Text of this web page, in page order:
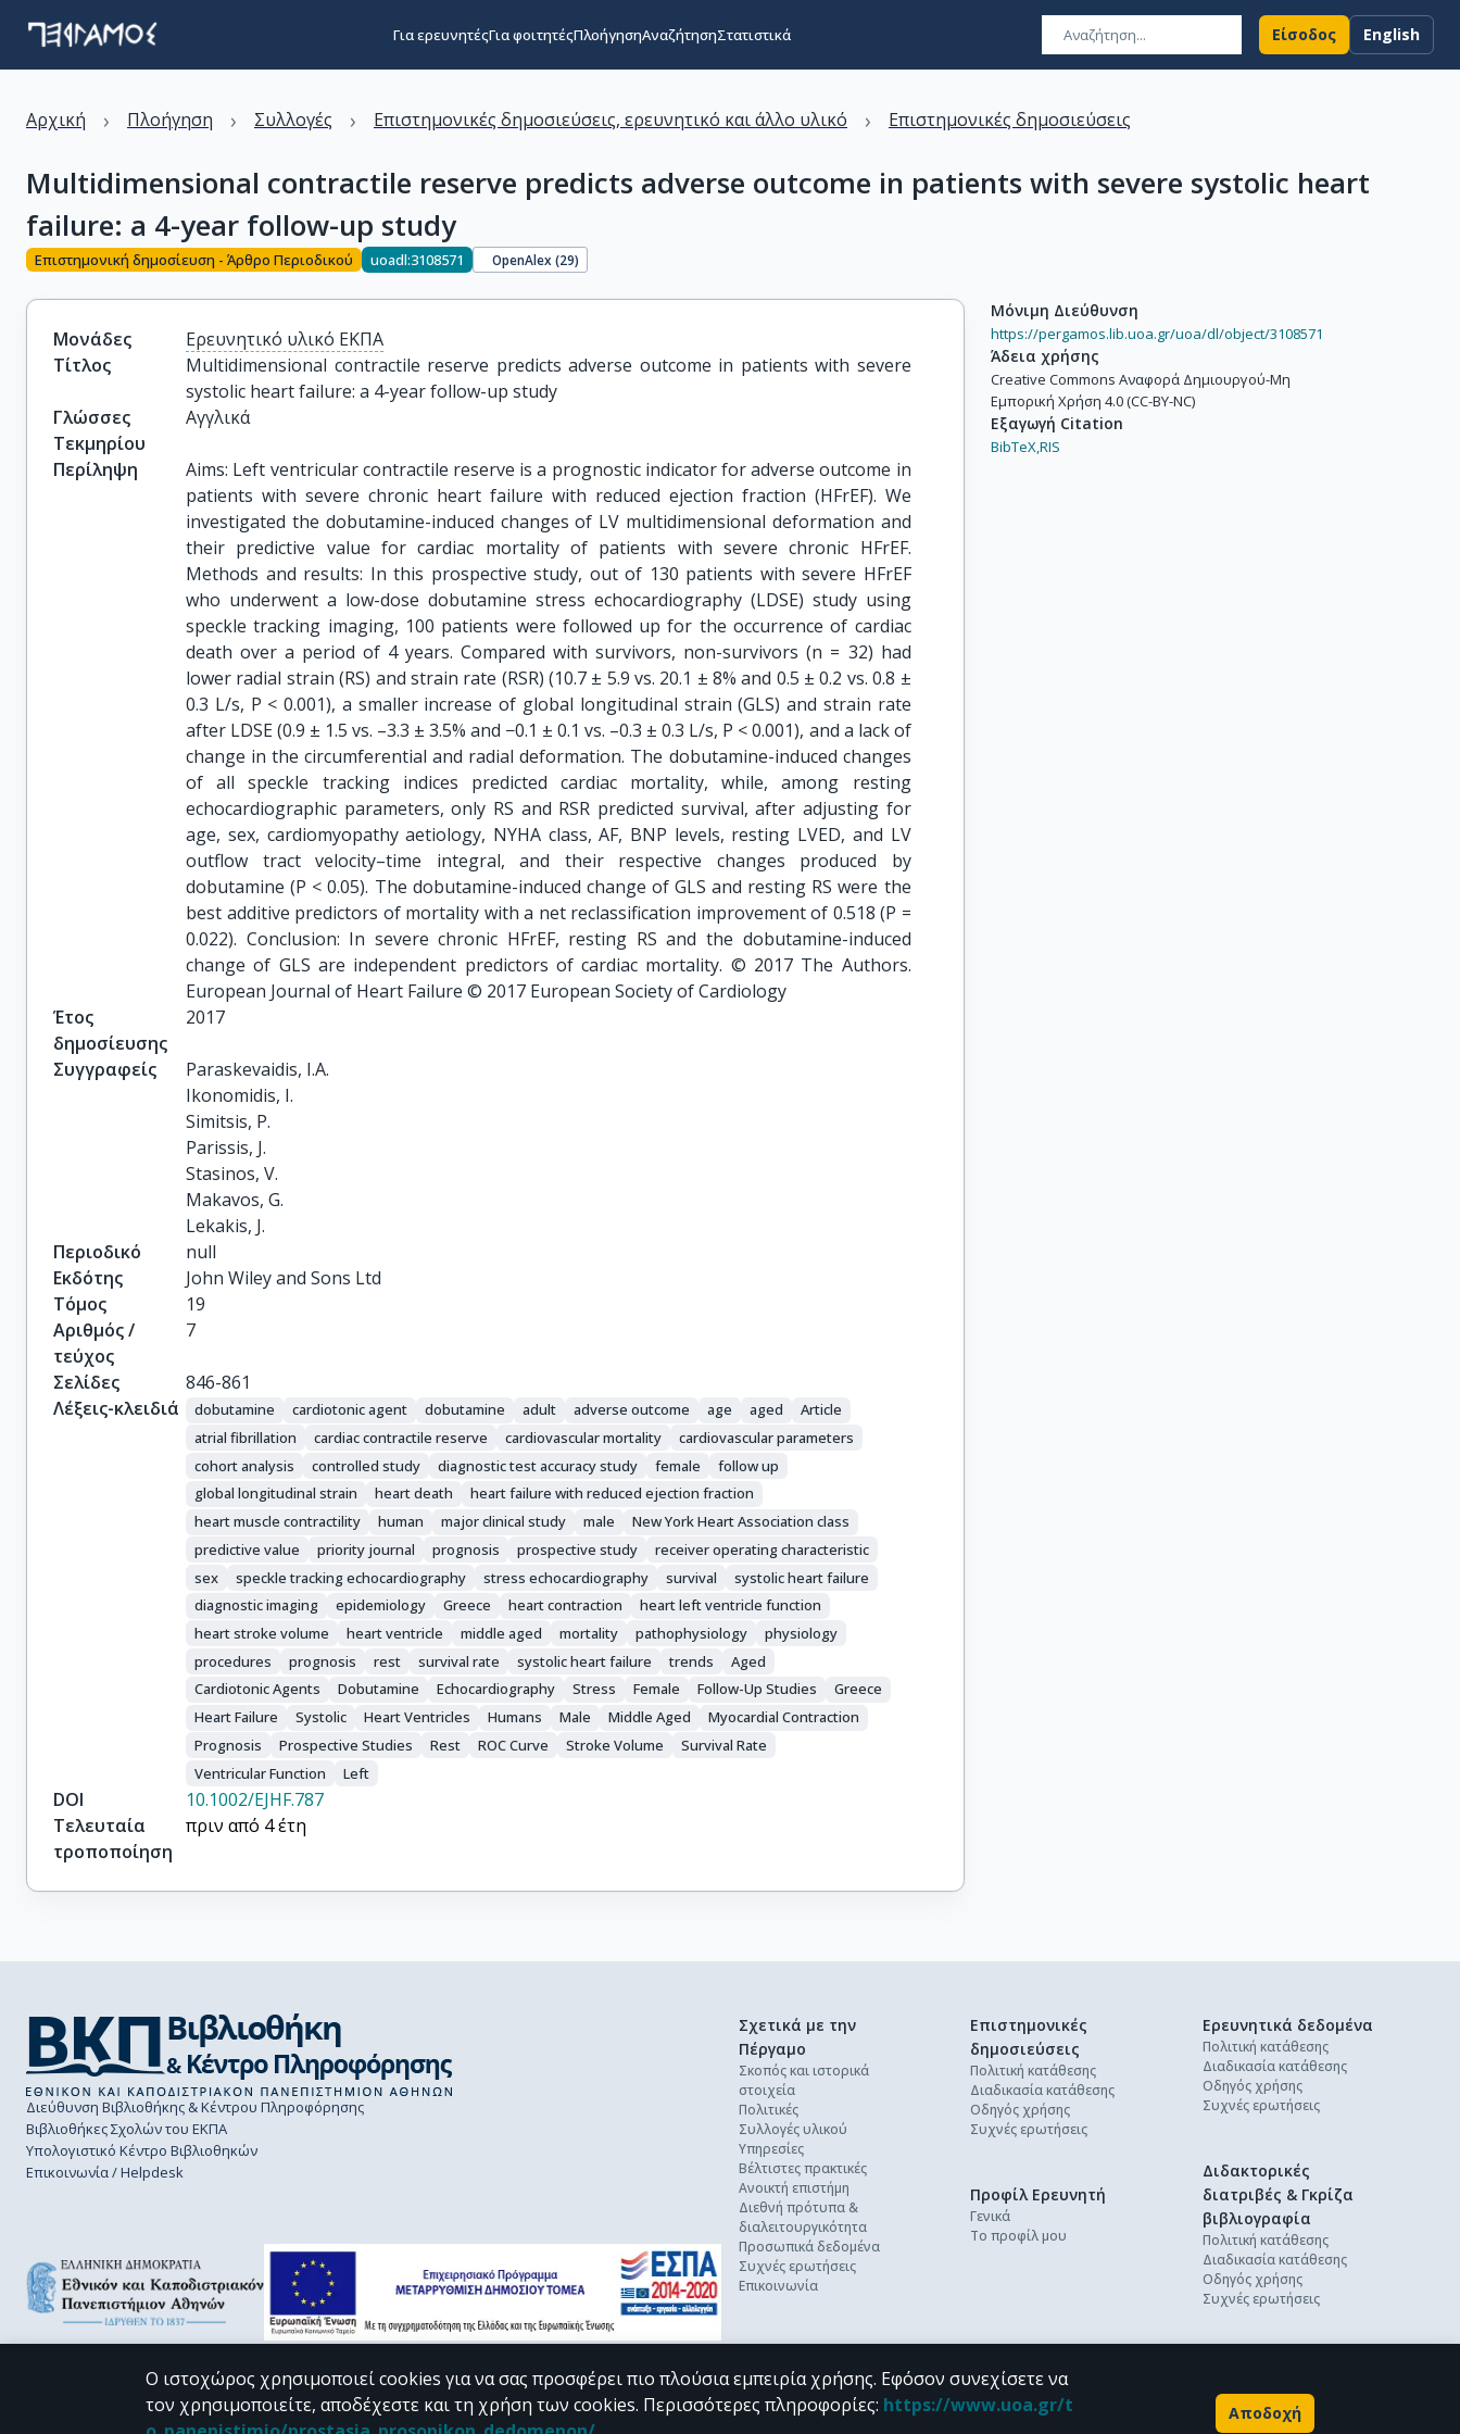
Για ερευνητέςΓια φοιτητέςΠλοήγησηΑναζήτησηΣτατιστικά Είσοδος English
Αρχική › Πλοήγηση › Συλλογές › Επιστημονικές δημοσιεύσεις, ερευνητικό και άλλο υλικό › Επιστημονικές δημοσιεύσεις
Multidimensional contractile reserve predicts adverse outcome in patients with severe systolic heart
failure: a 4-year follow-up study
Επιστημονική δημοσίευση - Άρθρο Περιοδικού uoadl:3108571 OpenAlex (29)
Μονάδες
Ερευνητικό υλικό ΕΚΠΑ
Τίτλος
Multidimensional contractile reserve predicts adverse outcome in patients with severe
systolic heart failure: a 4-year follow-up study
Γλώσσες
Τεκμηρίου
Αγγλικά
Περίληψη
Aims: Left ventricular contractile reserve is a prognostic indicator for adverse outcome in
patients with severe chronic heart failure with reduced ejection fraction (HFrEF). We
investigated the dobutamine-induced changes of LV multidimensional deformation and
their predictive value for cardiac mortality of patients with severe chronic HFrEF.
Methods and results: In this prospective study, out of 130 patients with severe HFrEF
who underwent a low-dose dobutamine stress echocardiography (LDSE) study using
speckle tracking imaging, 100 patients were followed up for the occurrence of cardiac
death over a period of 4 years. Compared with survivors, non-survivors (n = 32) had
lower radial strain (RS) and strain rate (RSR) (10.7 ± 5.9 vs. 20.1 ± 8% and 0.5 ± 0.2 vs. 0.8 ±
0.3 L/s, P < 0.001), a smaller increase of global longitudinal strain (GLS) and strain rate
after LDSE (0.9 ± 1.5 vs. –3.3 ± 3.5% and −0.1 ± 0.1 vs. –0.3 ± 0.3 L/s, P < 0.001), and a lack of
change in the circumferential and radial deformation. The dobutamine-induced changes
of all speckle tracking indices predicted cardiac mortality, while, among resting
echocardiographic parameters, only RS and RSR predicted survival, after adjusting for
age, sex, cardiomyopathy aetiology, NYHA class, AF, BNP levels, resting LVED, and LV
outflow tract velocity–time integral, and their respective changes produced by
dobutamine (P < 0.05). The dobutamine-induced change of GLS and resting RS were the
best additive predictors of mortality with a net reclassification improvement of 0.518 (P =
0.022). Conclusion: In severe chronic HFrEF, resting RS and the dobutamine-induced
change of GLS are independent predictors of cardiac mortality. © 2017 The Authors.
European Journal of Heart Failure © 2017 European Society of Cardiology
Έτος
δημοσίευσης
2017
Συγγραφείς
Paraskevaidis, I.A.
Ikonomidis, I.
Simitsis, P.
Parissis, J.
Stasinos, V.
Makavos, G.
Lekakis, J.
Περιοδικό
null
Εκδότης
John Wiley and Sons Ltd
Τόμος
19
Αριθμός /
τεύχος
7
Σελίδες
846-861
Λέξεις-κλειδιά
dobutamine cardiotonic agent dobutamine adult adverse outcome age aged
Article
atrial fibrillation
cardiac contractile reserve cardiovascular mortality
cardiovascular parameters
cohort analysis
controlled study diagnostic test accuracy study female
follow up
global longitudinal strain
heart death
heart failure with reduced ejection fraction
heart muscle contractility
human major clinical study male
New York Heart Association class
predictive value
priority journal prognosis prospective study
receiver operating characteristic
sex
speckle tracking echocardiography stress echocardiography survival
systolic heart failure
diagnostic imaging
epidemiology Greece heart contraction
heart left ventricle function
heart stroke volume
heart ventricle middle aged mortality pathophysiology
physiology
procedures
prognosis rest survival rate systolic heart failure trends
Aged
Cardiotonic Agents
Dobutamine Echocardiography Stress Female Follow-Up Studies
Greece
Heart Failure
Systolic Heart Ventricles Humans Male Middle Aged
Myocardial Contraction
Prognosis
Prospective Studies Rest ROC Curve Stroke Volume
Survival Rate
Ventricular Function
Left
DOI
10.1002/EJHF.787
Τελευταία
τροποποίηση
πριν από 4 έτη
Μόνιμη Διεύθυνση
https://pergamos.lib.uoa.gr/uoa/dl/object/3108571
Άδεια χρήσης
Creative Commons Αναφορά Δημιουργού-Μη
Εμπορική Χρήση 4.0 (CC-BY-NC)
Εξαγωγή Citation
BibTeX,RIS
Διεύθυνση Βιβλιοθήκης & Κέντρου Πληροφόρησης
Βιβλιοθήκες Σχολών του ΕΚΠΑ
Υπολογιστικό Κέντρο Βιβλιοθηκών
Επικοινωνία / Helpdesk
Σχετικά με την
Πέργαμο
Σκοπός και ιστορικά
στοιχεία
Πολιτικές
Συλλογές υλικού
Υπηρεσίες
Βέλτιστες πρακτικές
Ανοικτή επιστήμη
Διεθνή πρότυπα &
διαλειτουργικότητα
Προσωπικά δεδομένα
Συχνές ερωτήσεις
Επικοινωνία
Επιστημονικές
δημοσιεύσεις
Πολιτική κατάθεσης
Διαδικασία κατάθεσης
Οδηγός χρήσης
Συχνές ερωτήσεις
Ερευνητικά δεδομένα
Πολιτική κατάθεσης
Διαδικασία κατάθεσης
Οδηγός χρήσης
Συχνές ερωτήσεις
Διδακτορικές
διατριβές & Γκρίζα
βιβλιογραφία
Πολιτική κατάθεσης
Διαδικασία κατάθεσης
Οδηγός χρήσης
Συχνές ερωτήσεις
Προφίλ Ερευνητή
Γενικά
Το προφίλ μου
CC BY-NC 4.0
Ο ιστοχώρος χρησιμοποιεί cookies για να σας προσφέρει πιο πλούσια εμπειρία χρήσης. Εφόσον συνεχίσετε να
τον χρησιμοποιείτε, αποδέχεστε και τη χρήση των cookies. Περισσότερες πληροφορίες: https://www.uoa.gr/t
Αποδοχή